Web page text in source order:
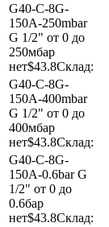
G40-C-8G-
150A-250mbar
G 1/2" от 0 до
250мбар
нет$43.8Склад:
G40-C-8G-
150A-400mbar
G 1/2" от 0 до
400мбар
нет$43.8Склад:
G40-C-8G-
150A-0.6barG
1/2" от 0 до
0.6бар
нет$43.8Склад: